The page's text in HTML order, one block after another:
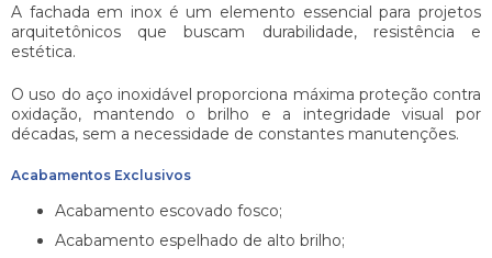
A fachada em inox é um elemento essencial para projetos
arquitetônicos que buscam durabilidade, resistência e
estética.
O uso do aço inoxidável proporciona máxima proteção contra
oxidação, mantendo o brilho e a integridade visual por
décadas, sem a necessidade de constantes manutenções.
Acabamentos Exclusivos
Acabamento escovado fosco;
Acabamento espelhado de alto brilho;